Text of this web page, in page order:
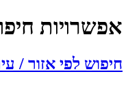
לפי אזור / עיר